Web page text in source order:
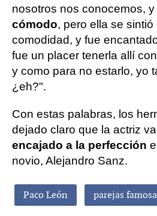
nosotros nos conocemos, y
cómodo, pero ella se
comodidad, y fue
fue un placer tenerla allí
y como para no estarlo, yo
¿eh?".
Con estas palabras, los
dejado claro que la actriz
encajado a la perfección
novio, Alejandro Sanz.
Paco León parejas